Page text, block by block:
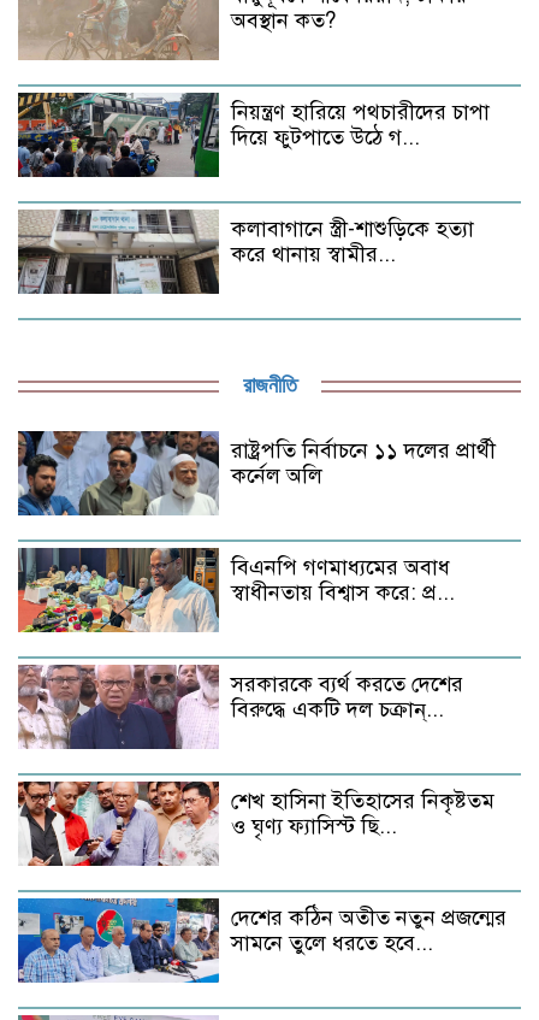
অবস্থান কত?
নিয়ন্ত্রণ হারিয়ে পথচারীদের চাপা
দিয়ে ফুটপাতে উঠে গ...
কলাবাগানে স্ত্রী-শাশুড়িকে হত্যা
করে থানায় স্বামীর...
রাজনীতি
রাষ্ট্রপতি নির্বাচনে ১১ দলের প্রার্থী
কর্নেল অলি
বিএনপি গণমাধ্যমের অবাধ
স্বাধীনতায় বিশ্বাস করে: প্র...
সরকারকে ব্যর্থ করতে দেশের
বিরুদ্ধে একটি দল চক্রান্...
শেখ হাসিনা ইতিহাসের নিকৃষ্টতম
ও ঘৃণ্য ফ্যাসিস্ট ছি...
দেশের কঠিন অতীত নতুন প্রজন্মের
সামনে তুলে ধরতে হবে...